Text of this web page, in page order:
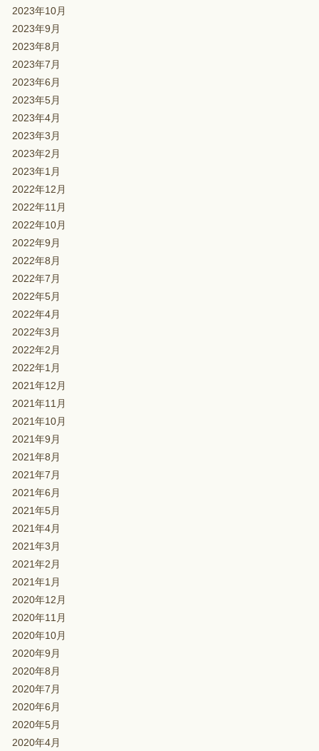
2023年10月
2023年9月
2023年8月
2023年7月
2023年6月
2023年5月
2023年4月
2023年3月
2023年2月
2023年1月
2022年12月
2022年11月
2022年10月
2022年9月
2022年8月
2022年7月
2022年5月
2022年4月
2022年3月
2022年2月
2022年1月
2021年12月
2021年11月
2021年10月
2021年9月
2021年8月
2021年7月
2021年6月
2021年5月
2021年4月
2021年3月
2021年2月
2021年1月
2020年12月
2020年11月
2020年10月
2020年9月
2020年8月
2020年7月
2020年6月
2020年5月
2020年4月